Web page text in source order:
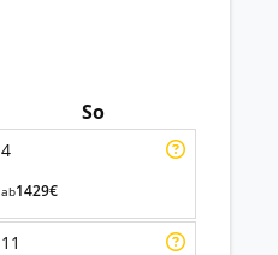
So
4
ab1429€
11